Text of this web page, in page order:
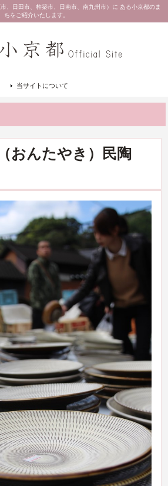
、日田市、杵築市、日南市、南九州市）に ある小京都のま
ちをご紹介いたします。
当サイトについて
おんたやき）民陶